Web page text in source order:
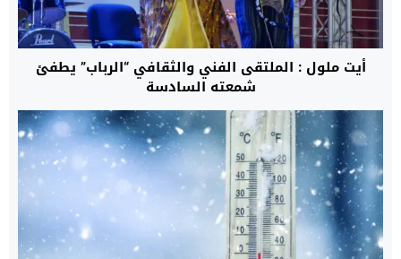
أيت ملول : الملتقى الفني والثقافي “الرباب” يطفئ
شمعته السادسة